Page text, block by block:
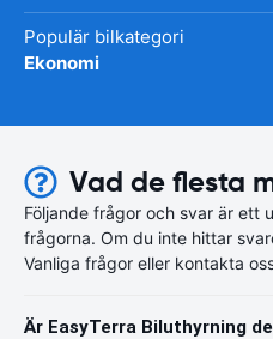
Populär bilkategori
Ekonomi
Vad de flesta
Följande frågor och svar är ett
frågorna. Om du inte hittar
Vanliga frågor eller kontakta
Är EasyTerra Biluthyrning